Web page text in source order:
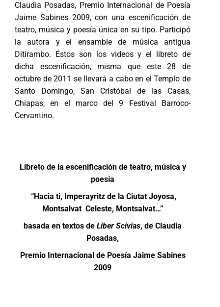
Claudia Posadas, Premio Internacional de Poesía
Jaime Sabines 2009, con una escenificación de
teatro, música y poesía única en su tipo. Participó
la autora y el ensamble de música antigua
Ditirambo. Éstos son los videos y el libreto de
dicha escenificación, misma que este 28 de
octubre de 2011 se llevará a cabo en el Templo de
Santo Domingo, San Cristóbal de las Casas,
Chiapas, en el marco del 9 Festival Barroco-
Cervantino.
Libreto de la escenificación de teatro, música y
poesía
“Hacia ti, Imperayritz de la Ciutat Joyosa,
Montsalvat Celeste, Montsalvat…”
basada en textos de Liber Scivias, de Claudia
Posadas,
Premio Internacional de Poesía Jaime Sabines
2009